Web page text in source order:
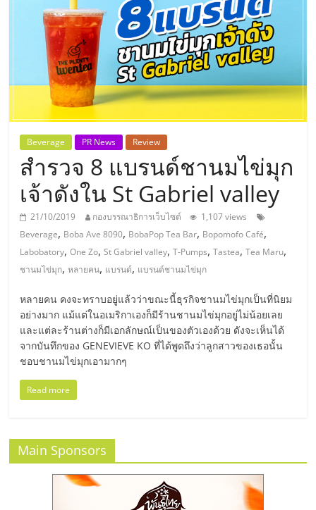
ประเทศไทย,
ThaiSMEsCenter,
รวม
ธุรกิจ
เอ
ส
เอ็
มอี
ไทย,
SMEs,
แฟ
รน
ไชส์,
Beverage PR News Review
สำรวจ 8 แบรนด์ชานมไข่มุก
เจ้าดังใน St Gabriel valley
21/10/2019 กองบรรณาธิการเว็บไซต์
1,107 views
Beverage, Boba Ave 8090, BobaPop Tea Bar, Bopomofo Café,
Labobatory,One Zo,St Gabriel valley,T-Pumps,Tastea,Tea Maru,
ชานมไข่มุก,หลายคน, แบรนด์, แบรนด์ชานมไข่มุก
หลายคน คงจะทราบอยู่แล้วว่าขณะนี้ธุรกิจชานมไข่มุกเป็นที่นิยม
อย่างมาก แม้แต่ในอเมริกาเองก็มีร้านชานมไข่มุกอยู่ไม่น้อยเลย
และแต่ละร้านต่างก็มีเอกลักษณ์เป็นของตัวเองด้วย ดังจะเห็นได้
จากบันทึกของ GENEVIEVE KO ที่ได้พูดถึงว่าลูกสาวของเธอนั้น
ชอบชานมไข่มุกเอามากๆ
Read more
Main Sponsors